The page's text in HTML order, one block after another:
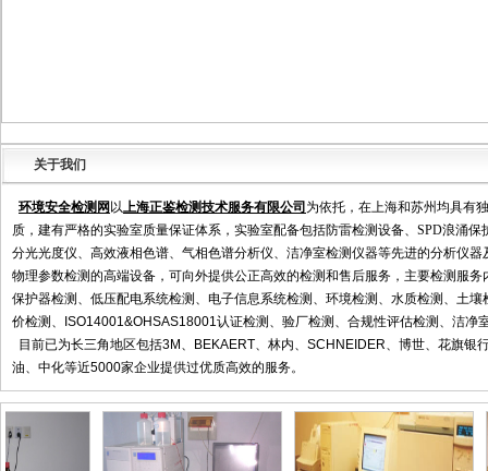
关于我们
环境安全检测网 以上海正鉴检测技术服务有限公司 为依托，在上海和苏州均具有
质，建有严格的实验室质量保证体系，实验室配备包括防雷检测设备、SPD浪涌
分光光度仪、高效液相色谱、气相色谱分析仪、洁净室检测仪器等先进的分析仪
物理参数检测的高端设备，可向外提供公正高效的检测和售后服务，主要检测服
保护器检测、低压配电系统检测、电子信息系统检测、环境检测、水质检测、土
价检测、
ISO14001&OHSAS18001认证检测、验厂检测、合规性评估检测、洁净
目前已为长三角地区包括3M 、 BEKAERT、林内、 SCHNEIDER、博世、花旗银
油、中化等近5000家企业提供过优质高效的服务。